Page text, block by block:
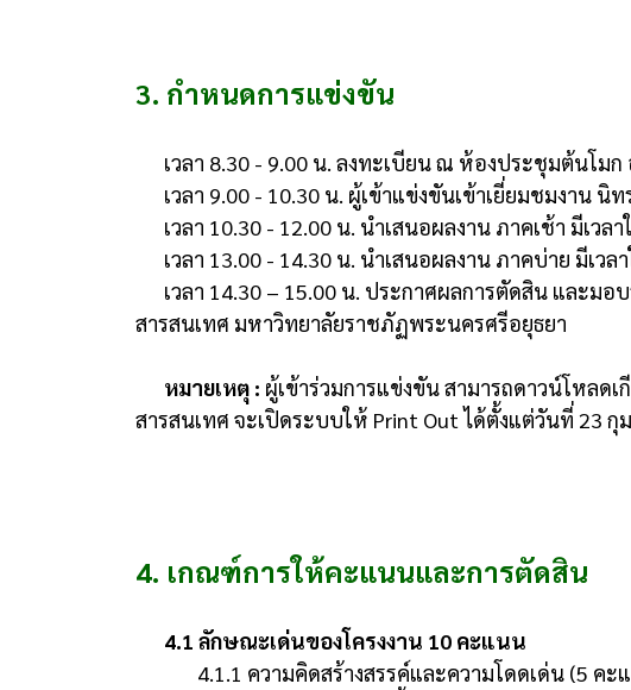
3. กำหนดการแข่งขัน
เวลา 8.30 - 9.00 น. ลงทะเบียน ณ ห้องประชุมต้นโ
เวลา 9.00 - 10.30 น. ผู้เข้าแข่งขันเข้าเยี่ยมชมงาน
เวลา 10.30 - 12.00 น. นำเสนอผลงาน ภาคเช้า มีเว
เวลา 13.00 - 14.30 น. นำเสนอผลงาน ภาคบ่าย มีเว
เวลา 14.30 – 15.00 น. ประกาศผลการตัดสิน และม
สารสนเทศ มหาวิทยาลัยราชภัฏพระนครศรีอยุธยา
หมายเหตุ : ผู้เข้าร่วมการแข่งขัน สามารถดาวน์โหลดเ
สารสนเทศ จะเปิดระบบให้ Print Out ได้ตั้งแต่วันที่ 23
4. เกณฑ์การให้คะแนนและการตัดสิน
4.1 ลักษณะเด่นของโครงงาน 10 คะแนน
4.1.1 ความคิดสร้างสรรค์และความโดดเด่น (5 คะ